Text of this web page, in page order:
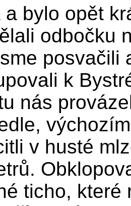
a bylo opět
odbočku
posvačili
k
nás
v husté
ticho,